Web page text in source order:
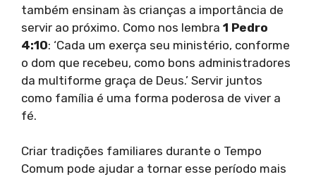
também ensinam às crianças a importância de
servir ao próximo. Como nos lembra 1 Pedro
4:10: ‘Cada um exerça seu ministério, conforme
o dom que recebeu, como bons administradores
da multiforme graça de Deus.’ Servir juntos
como família é uma forma poderosa de viver a
fé.
Criar tradições familiares durante o Tempo
Comum pode ajudar a tornar esse período mais